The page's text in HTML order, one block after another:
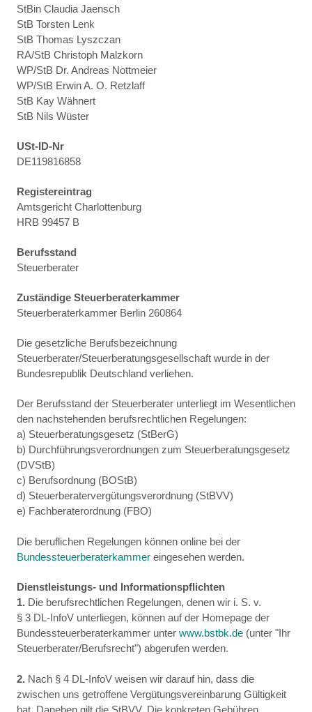
StBin Claudia Jaensch
StB Torsten Lenk
StB Thomas Lyszczan
RA/StB Christoph Malzkorn
WP/StB Dr. Andreas Nottmeier
WP/StB Erwin A. O. Retzlaff
StB Kay Wähnert
StB Nils Wüster
USt-ID-Nr
DE119816858
Registereintrag
Amtsgericht Charlottenburg
HRB 99457 B
Berufsstand
Steuerberater
Zuständige Steuerberaterkammer
Steuerberaterkammer Berlin 260864
Die gesetzliche Berufsbezeichnung
Steuerberater/Steuerberatungsgesellschaft wurde in der
Bundesrepublik Deutschland verliehen.
Der Berufsstand der Steuerberater unterliegt im Wesentlichen
den nachstehenden berufsrechtlichen Regelungen:
a) Steuerberatungsgesetz (StBerG)
b) Durchführungsverordnungen zum Steuerberatungsgesetz
(DVStB)
c) Berufsordnung (BOStB)
d) Steuerberatervergütungsverordnung (StBVV)
e) Fachberaterordnung (FBO)
Die beruflichen Regelungen können online bei der
Bundessteuerberaterkammer eingesehen werden.
Dienstleistungs- und Informationspflichten
1. Die berufsrechtlichen Regelungen, denen wir i. S. v.
§ 3 DL-InfoV unterliegen, können auf der Homepage der
Bundessteuerberaterkammer unter www.bstbk.de (unter "Ihr
Steuerberater/Berufsrecht") abgerufen werden.
2. Nach § 4 DL-InfoV weisen wir darauf hin, dass die
zwischen uns getroffene Vergütungsvereinbarung Gültigkeit
hat. Daneben gilt die StBVV. Die konkreten Gebühren